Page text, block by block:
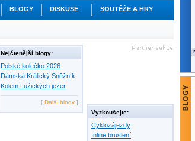
BLOGY DISKUSE SOUTĚŽE A HRY
Nejčtenější blogy:
Polské kolečko 2026
Dámská Králický Sněžník
Kolem Lužických jezer
[ Další blogy ]
Vyzkoušejte:
Cyklozájezdy
Inline bruslení